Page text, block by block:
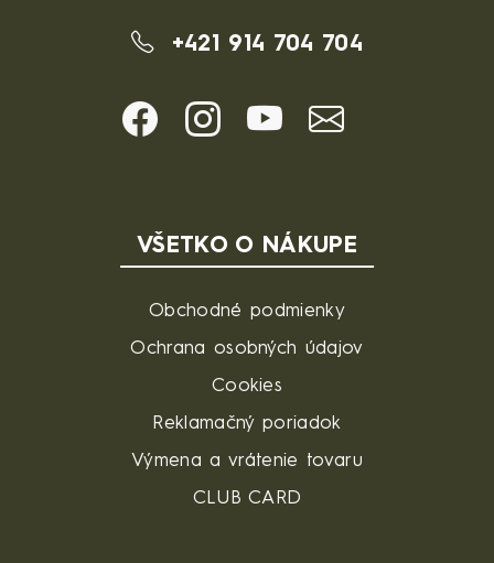
+421 914 704 704
VŠETKO O NÁKUPE
Obchodné podmienky
Ochrana osobných údajov
Cookies
Reklamačný poriadok
Výmena a vrátenie tovaru
CLUB CARD